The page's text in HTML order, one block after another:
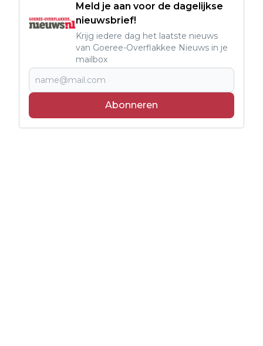
Meld je aan voor de dagelijkse
nieuwsbrief!
Krijg iedere dag het laatste nieuws
van Goeree-Overflakkee Nieuws in je
mailbox
Abonneren